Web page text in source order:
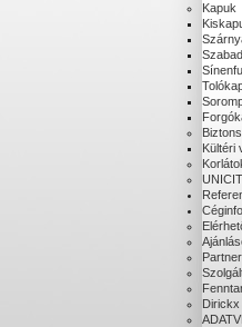
Kapuk
Kültéri